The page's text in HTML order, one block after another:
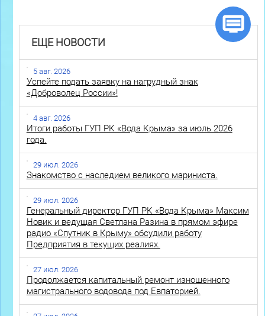
ЕЩЕ НОВОСТИ
5 авг. 2026
Успейте подать заявку на нагрудный знак
«Доброволец России»!
4 авг. 2026
Итоги работы ГУП РК «Вода Крыма» за июль 2026
года.
29 июл. 2026
Знакомство с наследием великого мариниста.
29 июл. 2026
Генеральный директор ГУП РК «Вода Крыма» Максим
Новик и ведущая Светлана Разина в прямом эфире
радио «Спутник в Крыму» обсудили работу
Предприятия в текущих реалиях.
27 июл. 2026
Продолжается капитальный ремонт изношенного
магистрального водовода под Евпаторией.